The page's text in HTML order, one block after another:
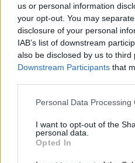
us or personal information
your opt-out. You may
disclosure of your personal
IAB’s list of downstream
also be disclosed by us to third
Downstream Participants that
Please note that this website/
not limited to your visit or
grant or deny consent to
use your data for below
consent section.
Personal Data Processing
I want to opt-out of the
personal data.
Opted In
Dányi